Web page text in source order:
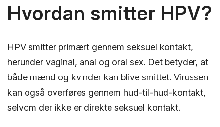
Hvordan smitter HPV?
HPV smitter primært gennem seksuel kontakt,
herunder vaginal, anal og oral sex. Det betyder, at
både mænd og kvinder kan blive smittet. Virussen
kan også overføres gennem hud-til-hud-kontakt,
selvom der ikke er direkte seksuel kontakt.